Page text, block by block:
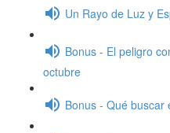
Un Rayo de Luz y
Bonus - El peligro
octubre
Bonus - Qué buscar